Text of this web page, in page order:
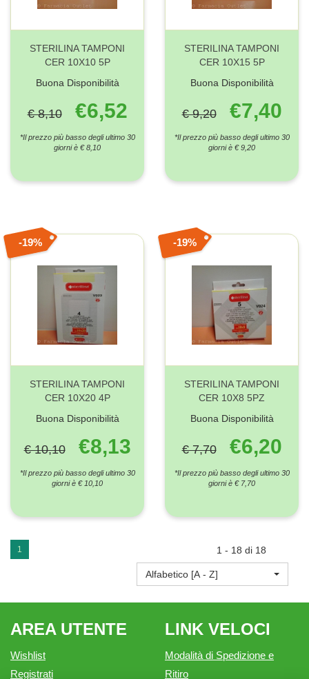
STERILINA TAMPONI
CER 10X10 5P
Buona Disponibilità
€ 8,10 €6,52
*Il prezzo più basso degli ultimo 30
giorni è € 8,10
STERILINA TAMPONI
CER 10X15 5P
Buona Disponibilità
€ 9,20 €7,40
*Il prezzo più basso degli ultimo 30
giorni è € 9,20
STERILINA TAMPONI
CER 10X20 4P
Buona Disponibilità
19%
€ 10,10 €8,13
*Il prezzo più basso degli ultimo 30
giorni è € 10,10
STERILINA TAMPONI
CER 10X8 5PZ
Buona Disponibilità
19%
€ 7,70 €6,20
*Il prezzo più basso degli ultimo 30
giorni è € 7,70
1 1 - 18 di 18
Alfabetico [A - Z]
AREA UTENTE
Wishlist
Registrati
LINK VELOCI
Modalità di Spedizione e
Ritiro